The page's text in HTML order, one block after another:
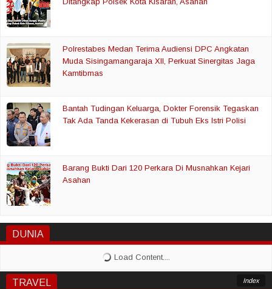
Polrestabes Medan Terima Audiensi DPC Angkatan
Muda Sisingamangaraja XII, Perkuat Sinergitas Jaga
Kamtibmas
Bantah Tudingan Keluarga, Dokter Forensik Tegaskan
Tak Ada Tanda Kekerasan di Tubuh Eks Istri Polisi
Barang Bukti Dari 120 Perkara Di Musnahkan Kejari
Asahan
DUNIA
TRAVEL Index